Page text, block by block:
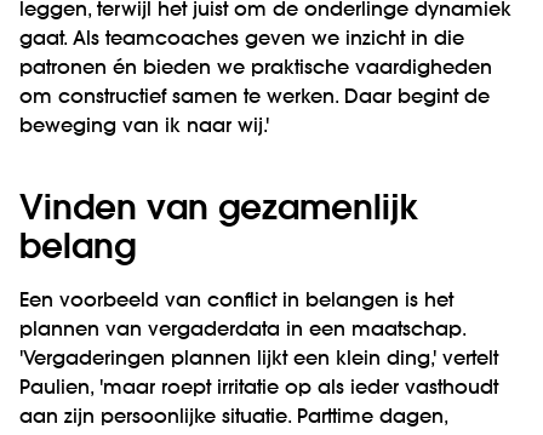
leggen, terwijl het juist om de onderlinge dynamiek
gaat. Als teamcoaches geven we inzicht in die
patronen én bieden we praktische vaardigheden
om constructief samen te werken. Daar begint de
beweging van ik naar wij.'
Vinden van gezamenlijk
belang
Een voorbeeld van conflict in belangen is het
plannen van vergaderdata in een maatschap.
'Vergaderingen plannen lijkt een klein ding,' vertelt
Paulien, 'maar roept irritatie op als ieder vasthoudt
aan zijn persoonlijke situatie. Parttime dagen,